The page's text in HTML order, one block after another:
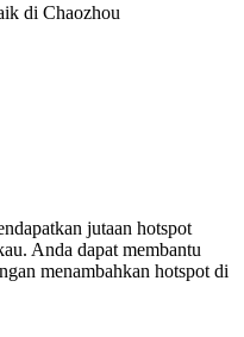
di Chaozhou
jutaan hotspot
Anda dapat membantu
menambahkan hotspot di